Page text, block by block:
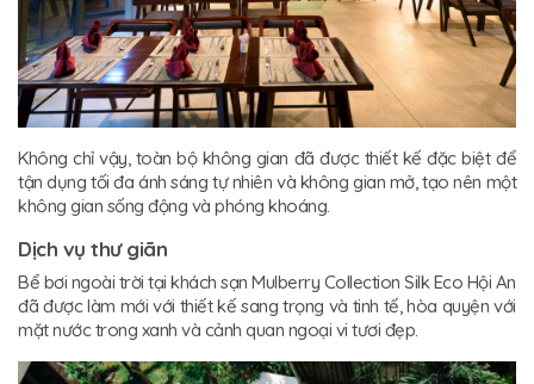
Không chỉ vậy, toàn bộ không gian đã được thiết kế đặc biệt để
tận dụng tối đa ánh sáng tự nhiên và không gian mở, tạo nên một
không gian sống động và phóng khoáng.
Dịch vụ thư giãn
Bể bơi ngoài trời tại khách sạn Mulberry Collection Silk Eco Hội An
đã được làm mới với thiết kế sang trọng và tinh tế, hòa quyện với
mặt nước trong xanh và cảnh quan ngoại vi tươi đẹp.